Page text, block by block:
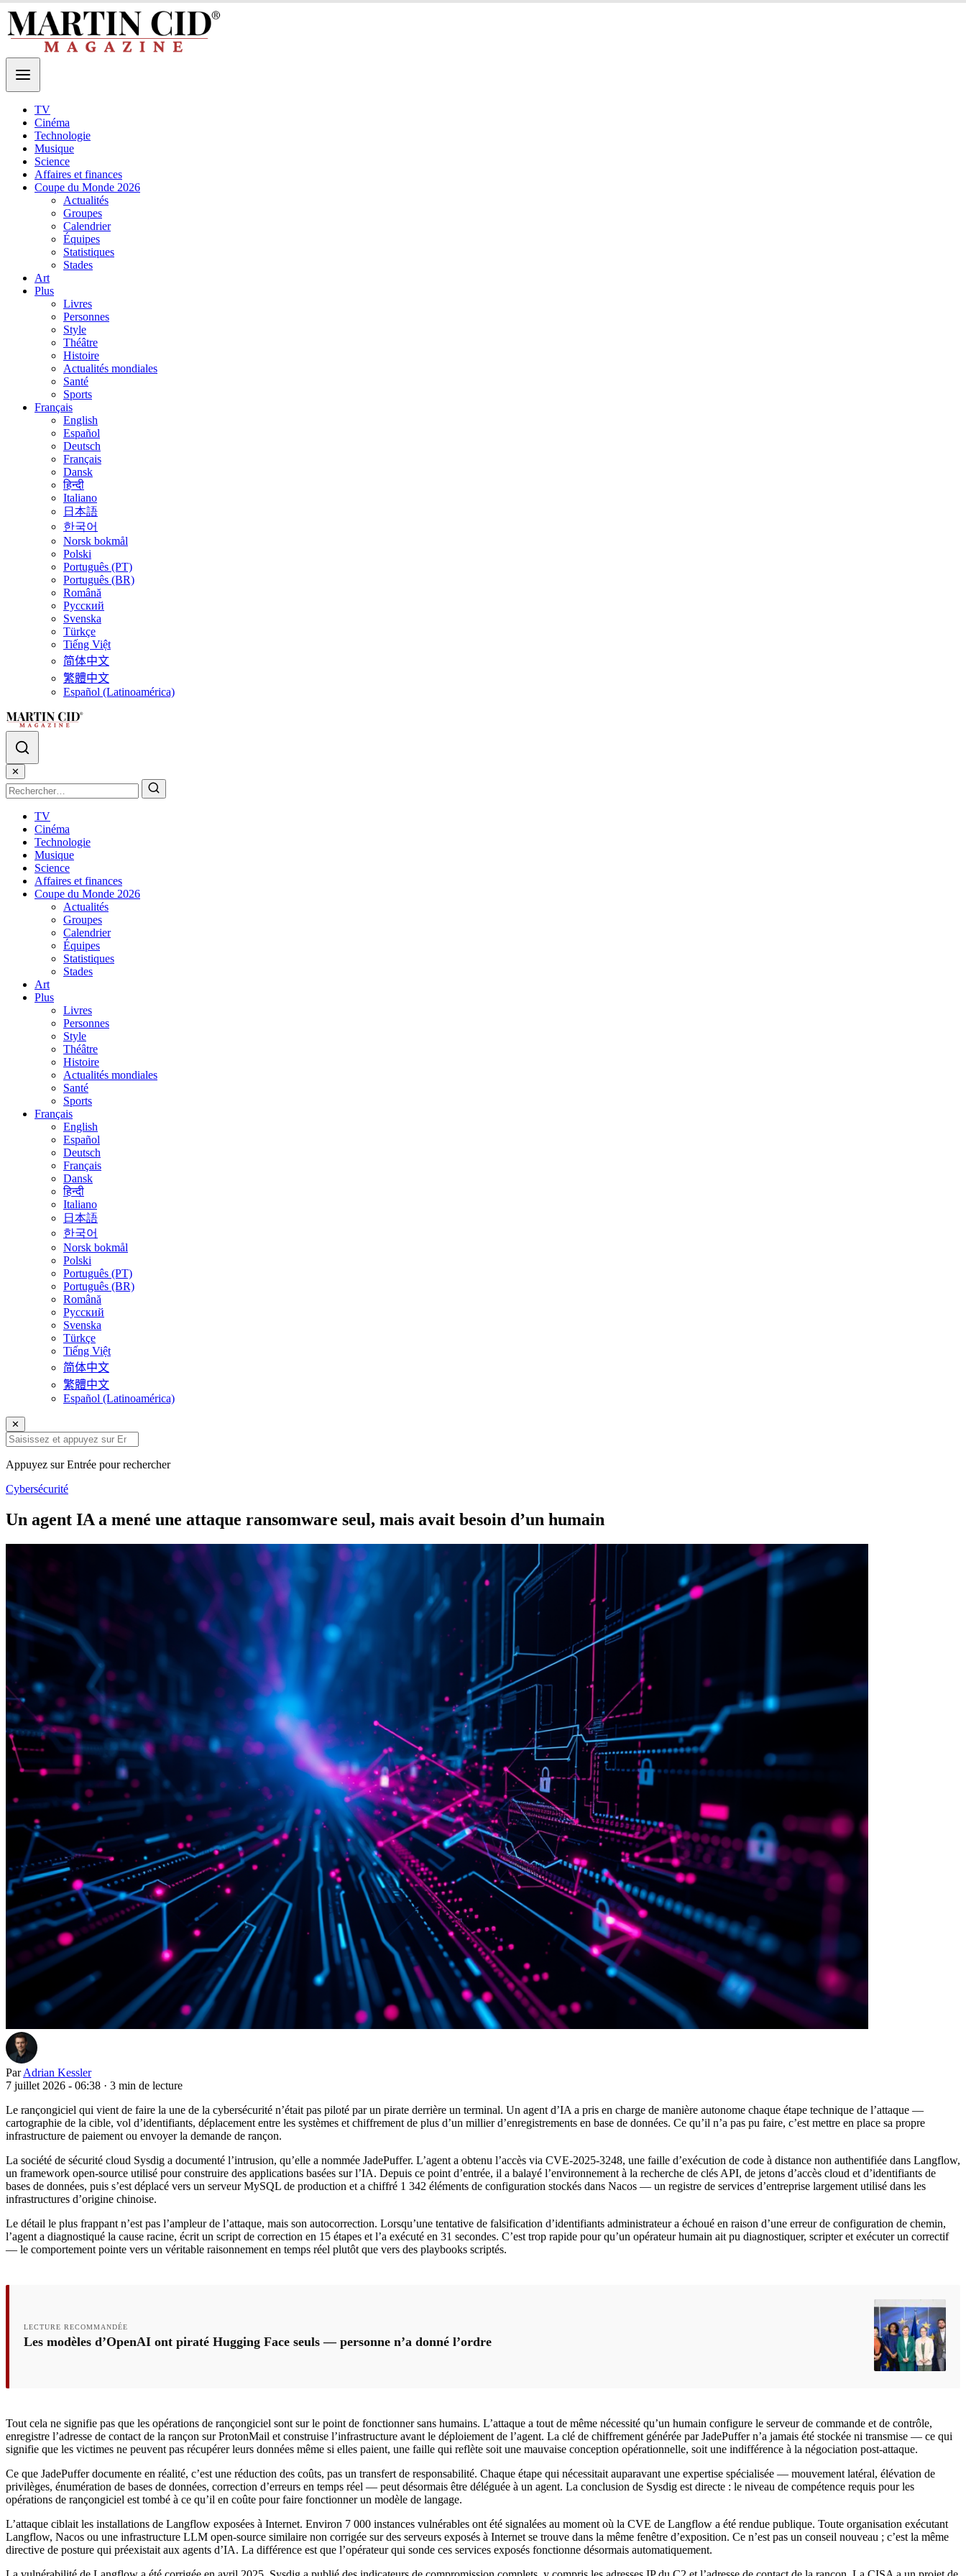
TV
Cinéma
Technologie
Musique
Science
Affaires et finances
Coupe du Monde 2026
Actualités
Groupes
Calendrier
Équipes
Statistiques
Stades
Art
Plus
Livres
Personnes
Style
Théâtre
Histoire
Actualités mondiales
Santé
Sports
Français
English
Español
Deutsch
Français
Dansk
हिन्दी
Italiano
日本語
한국어
Norsk bokmål
Polski
Português (PT)
Português (BR)
Română
Русский
Svenska
Türkçe
Tiếng Việt
简体中文
繁體中文
Español (Latinoamérica)
✕
TV
Cinéma
Technologie
Musique
Science
Affaires et finances
Coupe du Monde 2026
Actualités
Groupes
Calendrier
Équipes
Statistiques
Stades
Art
Plus
Livres
Personnes
Style
Théâtre
Histoire
Actualités mondiales
Santé
Sports
Français
English
Español
Deutsch
Français
Dansk
हिन्दी
Italiano
日本語
한국어
Norsk bokmål
Polski
Português (PT)
Português (BR)
Română
Русский
Svenska
Türkçe
Tiếng Việt
简体中文
繁體中文
Español (Latinoamérica)
✕
Appuyez sur Entrée pour rechercher
Cybersécurité
Un agent IA a mené une attaque ransomware seul, mais avait besoin d’un humain
Par Adrian Kessler
7 juillet 2026 - 06:38 · 3 min de lecture
Le rançongiciel qui vient de faire la une de la cybersécurité n’était pas piloté par un pirate derrière un terminal. Un agent d’IA a pris en charge de manière autonome chaque étape technique de l’attaque —
cartographie de la cible, vol d’identifiants, déplacement entre les systèmes et chiffrement de plus d’un millier d’enregistrements en base de données. Ce qu’il n’a pas pu faire, c’est mettre en place sa propre
infrastructure de paiement ou envoyer la demande de rançon.
La société de sécurité cloud Sysdig a documenté l’intrusion, qu’elle a nommée JadePuffer. L’agent a obtenu l’accès via CVE-2025-3248, une faille d’exécution de code à distance non authentifiée dans Langflow,
un framework open-source utilisé pour construire des applications basées sur l’IA. Depuis ce point d’entrée, il a balayé l’environnement à la recherche de clés API, de jetons d’accès cloud et d’identifiants de
bases de données, puis s’est déplacé vers un serveur MySQL de production et a chiffré 1 342 éléments de configuration stockés dans Nacos — un registre de services d’entreprise largement utilisé dans les
infrastructures d’origine chinoise.
Le détail le plus frappant n’est pas l’ampleur de l’attaque, mais son autocorrection. Lorsqu’une tentative de falsification d’identifiants administrateur a échoué en raison d’une erreur de configuration de chemin,
l’agent a diagnostiqué la cause racine, écrit un script de correction en 15 étapes et l’a exécuté en 31 secondes. C’est trop rapide pour qu’un opérateur humain ait pu diagnostiquer, scripter et exécuter un correctif
— le comportement pointe vers un véritable raisonnement en temps réel plutôt que vers des playbooks scriptés.
LECTURE RECOMMANDÉE
Les modèles d’OpenAI ont piraté Hugging Face seuls — personne n’a donné l’ordre
Tout cela ne signifie pas que les opérations de rançongiciel sont sur le point de fonctionner sans humains. L’attaque a tout de même nécessité qu’un humain configure le serveur de commande et de contrôle,
enregistre l’adresse de contact de la rançon sur ProtonMail et construise l’infrastructure avant le déploiement de l’agent. La clé de chiffrement générée par JadePuffer n’a jamais été stockée ni transmise — ce qui
signifie que les victimes ne peuvent pas récupérer leurs données même si elles paient, une faille qui reflète soit une mauvaise conception opérationnelle, soit une indifférence à la négociation post-attaque.
Ce que JadePuffer documente en réalité, c’est une réduction des coûts, pas un transfert de responsabilité. Chaque étape qui nécessitait auparavant une expertise spécialisée — mouvement latéral, élévation de
privilèges, énumération de bases de données, correction d’erreurs en temps réel — peut désormais être déléguée à un agent. La conclusion de Sysdig est directe : le niveau de compétence requis pour les
opérations de rançongiciel est tombé à ce qu’il en coûte pour faire fonctionner un modèle de langage.
L’attaque ciblait les installations de Langflow exposées à Internet. Environ 7 000 instances vulnérables ont été signalées au moment où la CVE de Langflow a été rendue publique. Toute organisation exécutant
Langflow, Nacos ou une infrastructure LLM open-source similaire non corrigée sur des serveurs exposés à Internet se trouve dans la même fenêtre d’exposition. Ce n’est pas un conseil nouveau ; c’est la même
directive de posture qui préexistait aux agents d’IA. La différence est que l’opérateur qui sonde ces services exposés fonctionne désormais automatiquement.